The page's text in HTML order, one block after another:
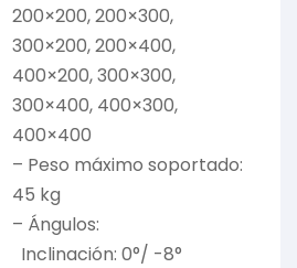
200×200, 200×300,
300×200, 200×400,
400×200, 300×300,
300×400, 400×300,
400×400
– Peso máximo soportado:
45 kg
– Ángulos:
Inclinación: 0°/ -8°